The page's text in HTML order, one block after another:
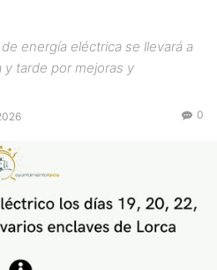
energía eléctrica se llevará a
y tarde por mejoras y
0